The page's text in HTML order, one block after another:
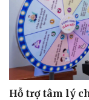
Hỗ trợ tâm lý